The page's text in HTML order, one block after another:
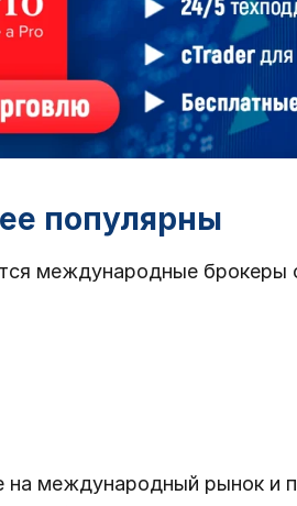
популярны
международные брокеры
международный рынок и